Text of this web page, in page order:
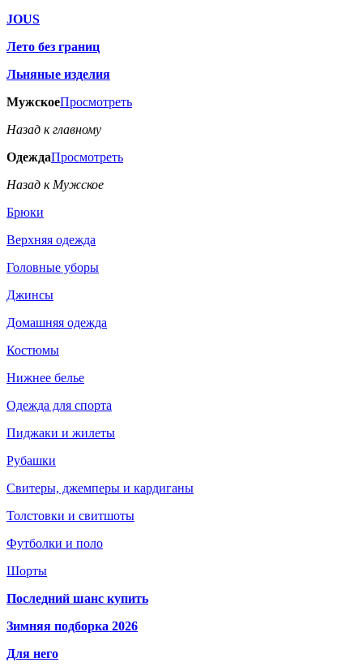
JOUS
Лето без границ
Льняные изделия
МужскоеПросмотреть
Назад к главному
ОдеждаПросмотреть
Назад к Мужское
Брюки
Верхняя одежда
Головные уборы
Джинсы
Домашняя одежда
Костюмы
Нижнее белье
Одежда для спорта
Пиджаки и жилеты
Рубашки
Свитеры, джемперы и кардиганы
Толстовки и свитшоты
Футболки и поло
Шорты
Последний шанс купить
Зимняя подборка 2026
Для него